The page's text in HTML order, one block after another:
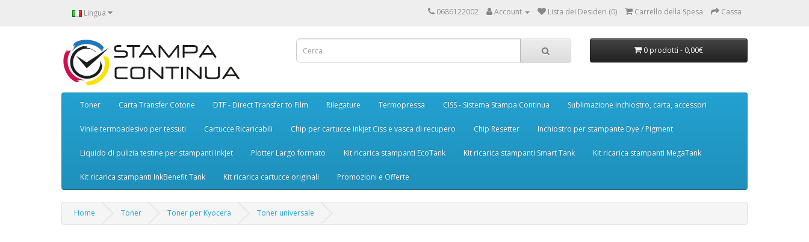
Lingua 0686122002 Account Lista dei Desideri (0) Carrello della Spesa Cassa
0 prodotti - 0,00€
Toner Carta Transfer Cotone DTF - Direct Transfer to Film Rilegature Termopressa CISS - Sistema Stampa Continua Sublimazione inchiostro, carta, accessori
Vinile termoadesivo per tessuti Cartucce Ricaricabili Chip per cartucce inkjet Ciss e vasca di recupero Chip Resetter Inchiostro per stampante Dye / Pigment
Liquido di pulizia testine per stampanti InkJet Plotter Largo formato Kit ricarica stampanti EcoTank Kit ricarica stampanti Smart Tank Kit ricarica stampanti MegaTank
Kit ricarica stampanti InkBenefit Tank Kit ricarica cartucce originali Promozioni e Offerte
Home Toner Toner per Kyocera Toner universale